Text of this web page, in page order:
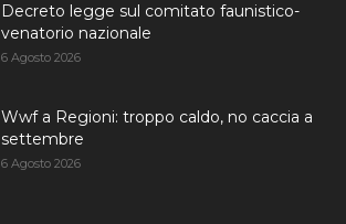
Decreto legge sul comitato faunistico-
venatorio nazionale
6 Agosto 2026
Wwf a Regioni: troppo caldo, no caccia a
settembre
6 Agosto 2026